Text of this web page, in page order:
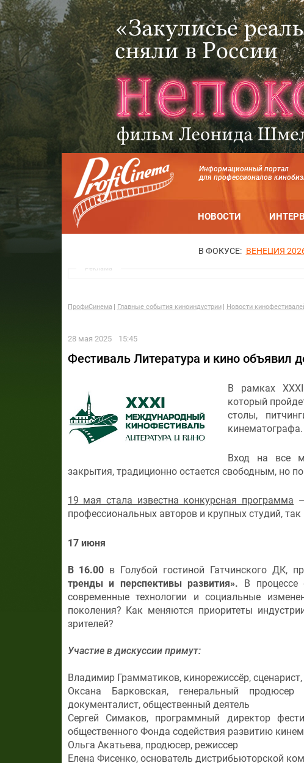
Информационный портал
для профессионалов
НОВОСТИ
В ФОКУСЕ: ВЕНЕЦИЯ
Реклама
ПрофиСинема Главные события киноиндустрии Новости
28 мая 2025 15:45
Фестиваль Литература и кино объявил
В рамках
который
столы,
кинематографа.
Вход на все
закрытия, традиционно остается свободным, но
19 мая стала известна конкурсная программа
профессиональных авторов и крупных студий,
17 июня
В 16.00 в Голубой гостиной Гатчинского ДК,
тренды и перспективы развития». В процессе
современные технологии и социальные
поколения? Как меняются приоритеты
зрителей?
Участие в дискуссии примут:
Владимир Грамматиков, кинорежиссёр,
Оксана Барковская, генеральный
документалист, общественный деятель
Сергей Симаков, программный директор
общественного Фонда содействия развитию
Ольга Акатьева, продюсер, режиссер
Елена Фисенко, основатель дистрибьюторской